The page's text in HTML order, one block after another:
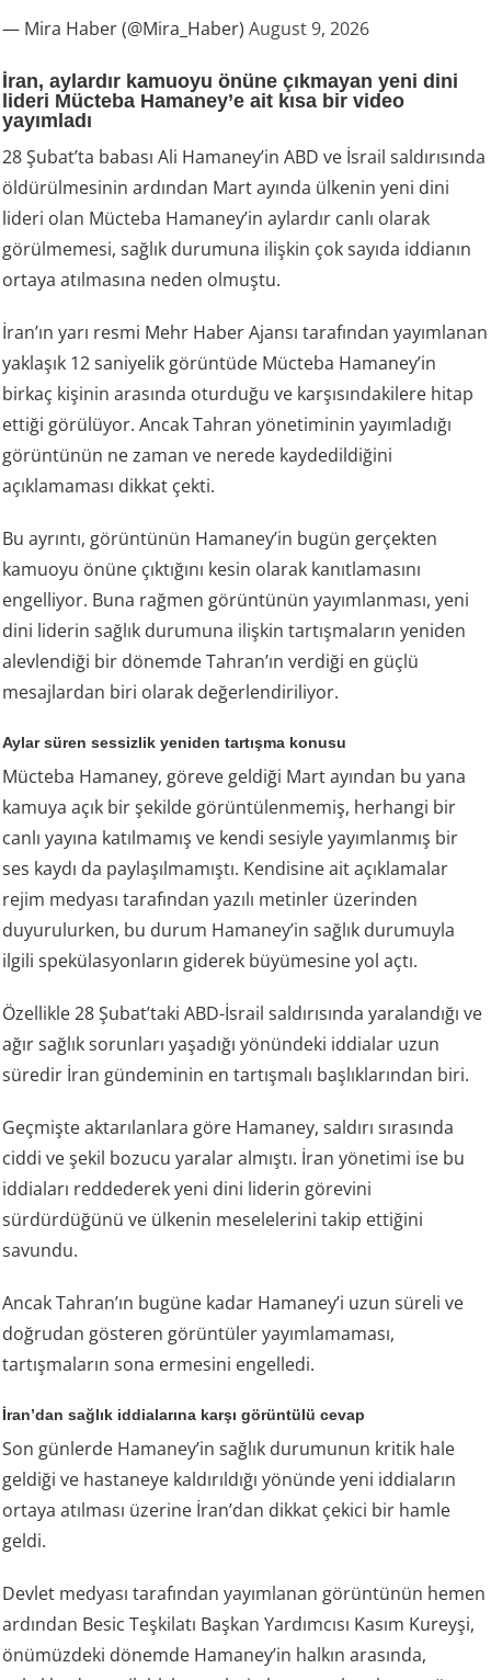
— Mira Haber (@Mira_Haber)August 9, 2026
İran, aylardır kamuoyu önüne çıkmayan yeni dini
lideri Mücteba Hamaney’e ait kısa bir video
yayımladı
28 Şubat’ta babası Ali Hamaney’in ABD ve İsrail saldırısında
öldürülmesinin ardından Mart ayında ülkenin yeni dini
lideri olan Mücteba Hamaney’in aylardır canlı olarak
görülmemesi, sağlık durumuna ilişkin çok sayıda iddianın
ortaya atılmasına neden olmuştu.
İran’ın yarı resmi Mehr Haber Ajansı tarafından yayımlanan
yaklaşık 12 saniyelik görüntüde Mücteba Hamaney’in
birkaç kişinin arasında oturduğu ve karşısındakilere hitap
ettiği görülüyor. Ancak Tahran yönetiminin yayımladığı
görüntünün ne zaman ve nerede kaydedildiğini
açıklamaması dikkat çekti.
Bu ayrıntı, görüntünün Hamaney’in bugün gerçekten
kamuoyu önüne çıktığını kesin olarak kanıtlamasını
engelliyor. Buna rağmen görüntünün yayımlanması, yeni
dini liderin sağlık durumuna ilişkin tartışmaların yeniden
alevlendiği bir dönemde Tahran’ın verdiği en güçlü
mesajlardan biri olarak değerlendiriliyor.
Aylar süren sessizlik yeniden tartışma konusu
Mücteba Hamaney, göreve geldiği Mart ayından bu yana
kamuya açık bir şekilde görüntülenmemiş, herhangi bir
canlı yayına katılmamış ve kendi sesiyle yayımlanmış bir
ses kaydı da paylaşılmamıştı. Kendisine ait açıklamalar
rejim medyası tarafından yazılı metinler üzerinden
duyurulurken, bu durum Hamaney’in sağlık durumuyla
ilgili spekülasyonların giderek büyümesine yol açtı.
Özellikle 28 Şubat’taki ABD-İsrail saldırısında yaralandığı ve
ağır sağlık sorunları yaşadığı yönündeki iddialar uzun
süredir İran gündeminin en tartışmalı başlıklarından biri.
Geçmişte aktarılanlara göre Hamaney, saldırı sırasında
ciddi ve şekil bozucu yaralar almıştı. İran yönetimi ise bu
iddiaları reddederek yeni dini liderin görevini
sürdürdüğünü ve ülkenin meselelerini takip ettiğini
savundu.
Ancak Tahran’ın bugüne kadar Hamaney’i uzun süreli ve
doğrudan gösteren görüntüler yayımlamaması,
tartışmaların sona ermesini engelledi.
İran’dan sağlık iddialarına karşı görüntülü cevap
Son günlerde Hamaney’in sağlık durumunun kritik hale
geldiği ve hastaneye kaldırıldığı yönünde yeni iddiaların
ortaya atılması üzerine İran’dan dikkat çekici bir hamle
geldi.
Devlet medyası tarafından yayımlanan görüntünün hemen
ardından Besic Teşkilatı Başkan Yardımcısı Kasım Kureyşi,
önümüzdeki dönemde Hamaney’in halkın arasında,